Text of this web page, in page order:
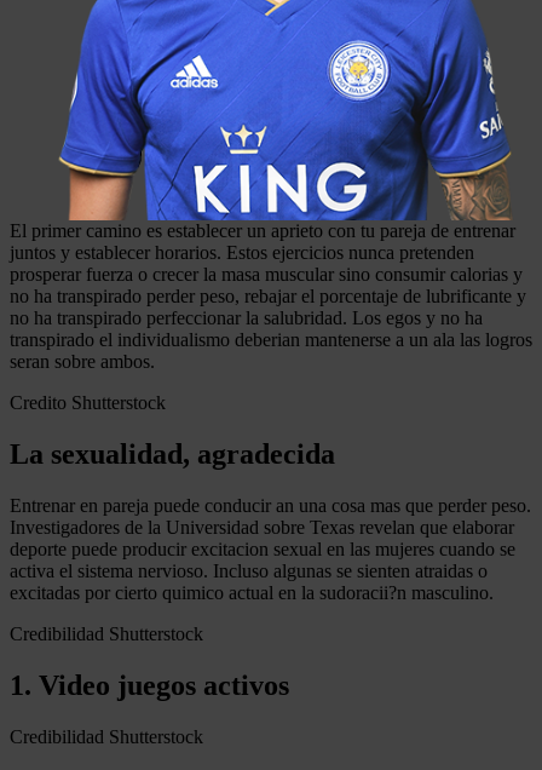
El primer camino es establecer un aprieto con tu pareja de entrenar
juntos y establecer horarios. Estos ejercicios nunca pretenden
prosperar fuerza o crecer la masa muscular sino consumir calorias y
no ha transpirado perder peso, rebajar el porcentaje de lubrificante y
no ha transpirado perfeccionar la salubridad. Los egos y no ha
transpirado el individualismo deberian mantenerse a un ala las logros
seran sobre ambos.
Credito Shutterstock
La sexualidad, agradecida
Entrenar en pareja puede conducir an una cosa mas que perder peso.
Investigadores de la Universidad sobre Texas revelan que elaborar
deporte puede producir excitacion sexual en las mujeres cuando se
activa el sistema nervioso. Incluso algunas se sienten atraidas o
excitadas por cierto quimico actual en la sudoracii?n masculino.
Credibilidad Shutterstock
1. Video juegos activos
Credibilidad Shutterstock